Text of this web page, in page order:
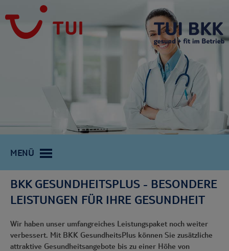
MENÜ
BKK GESUNDHEITSPLUS - BESONDERE
LEISTUNGEN FÜR IHRE GESUNDHEIT
Wir haben unser umfangreiches Leistungspaket noch weiter
verbessert. Mit BKK GesundheitsPlus können Sie zusätzliche
attraktive Gesundheitsangebote bis zu einer Höhe von